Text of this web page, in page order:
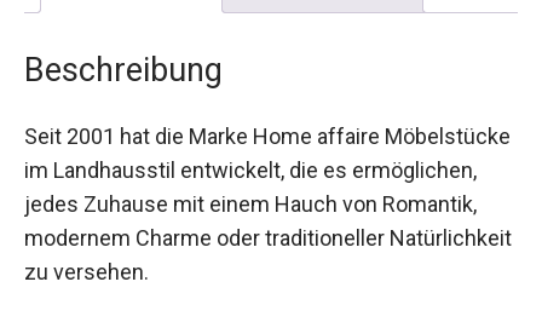
Beschreibung
Seit 2001 hat die Marke Home affaire Möbelstücke
im Landhausstil entwickelt, die es ermöglichen,
jedes Zuhause mit einem Hauch von Romantik,
modernem Charme oder traditioneller Natürlichkeit
zu versehen.